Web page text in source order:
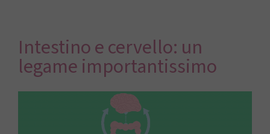
Intestino e cervello: un
legame importantissimo